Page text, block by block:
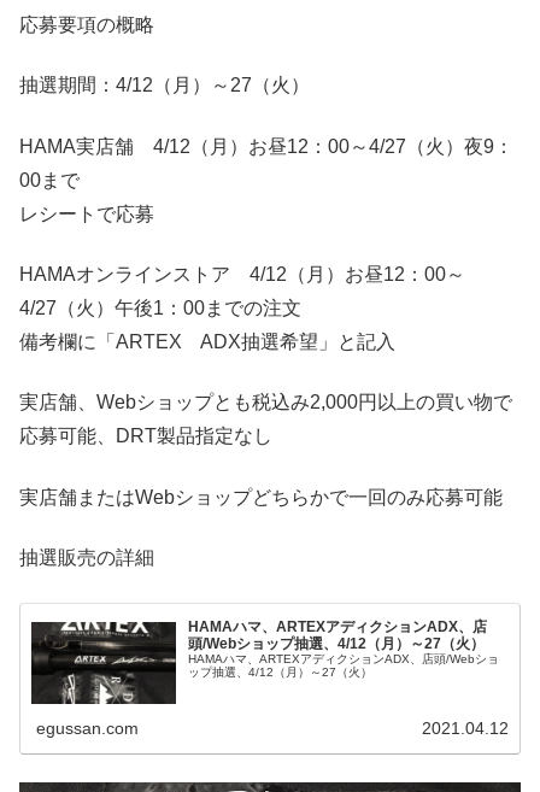
応募要項の概略
抽選期間：4/12（月）～27（火）
HAMA実店舗 4/12（月）お昼12：00～4/27（火）夜9：
00まで
レシートで応募
HAMAオンラインストア 4/12（月）お昼12：00～
4/27（火）午後1：00までの注文
備考欄に「ARTEX ADX抽選希望」と記入
実店舗、Webショップとも税込み2,000円以上の買い物で
応募可能、DRT製品指定なし
実店舗またはWebショップどちらかで一回のみ応募可能
抽選販売の詳細
HAMAハマ、ARTEXアディクションADX、店
頭/Webショップ抽選、4/12（月）～27（火）
HAMAハマ、ARTEXアディクションADX、店頭/Webショ
ップ抽選、4/12（月）～27（火）
egussan.com 2021.04.12